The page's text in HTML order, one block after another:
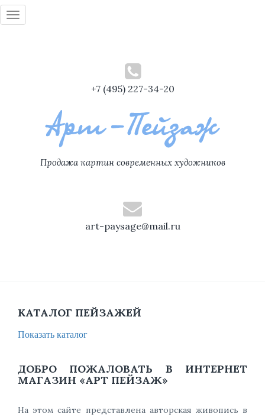
Toggle
navigation
+7 (495) 227-34-20
Продажа картин современных художников
art-paysage@mail.ru
КАТАЛОГ ПЕЙЗАЖЕЙ
Показать каталог
ДОБРО ПОЖАЛОВАТЬ В ИНТЕРНЕТ
МАГАЗИН «АРТ ПЕЙЗАЖ»
На этом сайте представлена авторская живопись в